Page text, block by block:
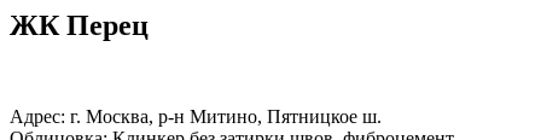
ЖК Перец
Адрес: г. Москва, р-н Митино, Пятницкое ш.